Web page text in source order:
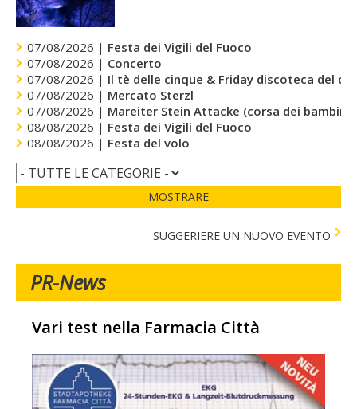
07/08/2026 | Festa dei Vigili del Fuoco
07/08/2026 | Concerto
07/08/2026 | Il tè delle cinque & Friday discoteca del
07/08/2026 | Mercato Sterzl
07/08/2026 | Mareiter Stein Attacke (corsa dei bambini)
08/08/2026 | Festa dei Vigili del Fuoco
08/08/2026 | Festa del volo
MOSTRARE
SUGGERIERE UN NUOVO EVENTO
PR-News
Vari test nella Farmacia Città